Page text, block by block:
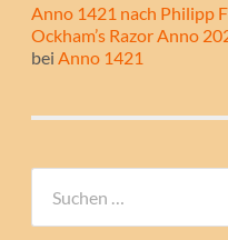
Anno 1421 nach Philipp
Ockham’s Razor Anno
bei Anno 1421
nach: